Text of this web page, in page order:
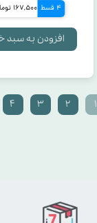
4 قسط 167,500 تومانی
افزودن به سبد
۱ ۲ ۳ ۴